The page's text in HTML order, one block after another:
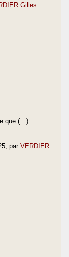
Gilles
que (…)
, par VERDIER